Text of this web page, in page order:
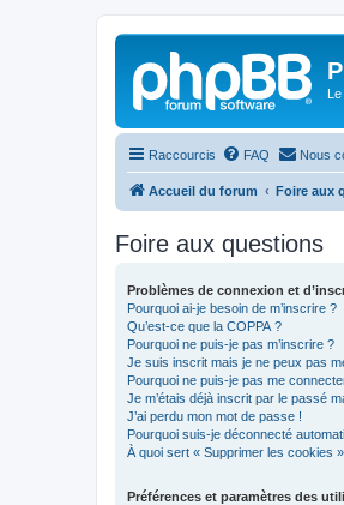
Le
Raccourcis FAQ Nous
Accueil du forum Foire aux
Foire aux questions
Problèmes de connexion et
Pourquoi ai-je besoin de m’inscrire ?
Qu’est-ce que la COPPA ?
Pourquoi ne puis-je pas m’inscrire ?
Je suis inscrit mais je ne peux pas
Pourquoi ne puis-je pas me
Je m’étais déjà inscrit par le passé
J’ai perdu mon mot de passe !
Pourquoi suis-je déconnecté
À quoi sert « Supprimer les cookies
Préférences et paramètres des